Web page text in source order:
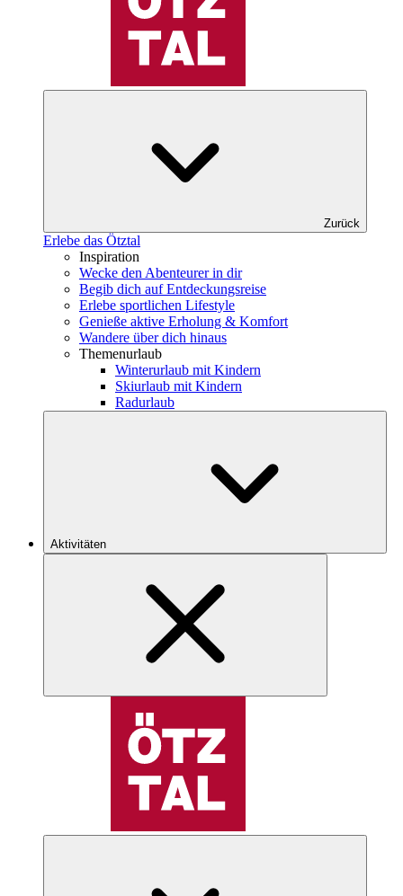
Zurück
Erlebe das Ötztal
Inspiration
Wecke den Abenteurer in dir
Begib dich auf Entdeckungsreise
Erlebe sportlichen Lifestyle
Genieße aktive Erholung & Komfort
Wandere über dich hinaus
Themenurlaub
Winterurlaub mit Kindern
Skiurlaub mit Kindern
Radurlaub
Aktivitäten